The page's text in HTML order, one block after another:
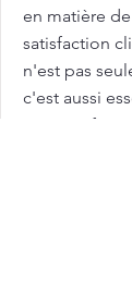
en matière
satisfaction
n'est pas
c'est aussi
être! Profitez